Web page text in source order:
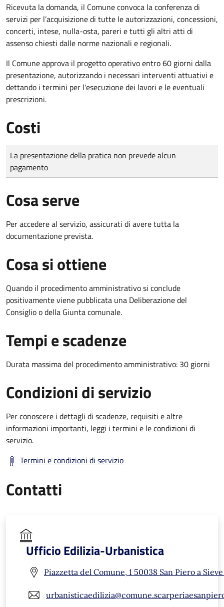
Ricevuta la domanda, il Comuneconvoca la conferenza di
servizi per l’acquisizione di tutte le autorizzazioni, concessioni,
concerti, intese, nulla-osta, pareri e tutti gli altri atti di
assenso chiesti dalle norme nazionali e regionali.
Il Comune approva il progetto operativo entro 60 giorni dalla
presentazione, autorizzando i necessari interventi attuativi e
dettando i termini per l'esecuzione dei lavori e le eventuali
prescrizioni.
Costi
Tipo di pagamento
Importo
La presentazione della pratica non prevede alcun
pagamento
Cosa serve
Per accedere al servizio, assicurati di avere tutta la
documentazione prevista.
Cosa si ottiene
Quando il procedimento amministrativo si conclude
positivamente viene pubblicata una Deliberazione del
Consiglio o della Giunta comunale.
Tempi e scadenze
Durata massima del procedimento amministrativo: 30 giorni
Condizioni di servizio
Per conoscere i dettagli di scadenze, requisiti e altre
informazioni importanti, leggi i termini e le condizioni di
servizio.
Termini e condizioni di servizio
Contatti
Ufficio Edilizia-Urbanistica
Piazzetta del Comune, 1 50038 San Piero a